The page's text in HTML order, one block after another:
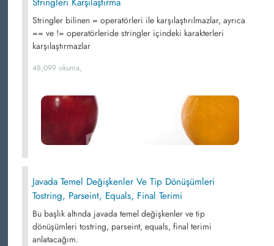
Stringler bilinen = operatörleri ile karşılaştırılmazlar, ayrıca
== ve != operatörleride stringler içindeki karakterleri
karşılaştırmazlar
48,099 okuma,
Javada Temel Değişkenler Ve Tip Dönüşümleri
Tostring, Parseint, Equals, Final Terimi
Bu başlık altında javada temel değişkenler ve tip
dönüşümleri tostring, parseint, equals, final terimi
anlatacağım.